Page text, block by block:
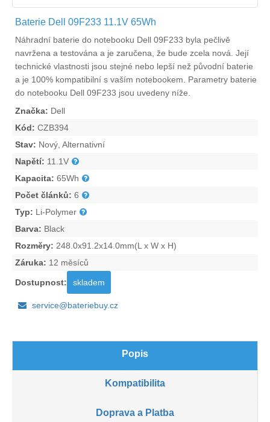
Baterie Dell 09F233 11.1V 65Wh
Náhradní baterie do notebooku Dell 09F233 byla pečlivě
navržena a testována a je zaručena, že bude zcela nová. Její
technické vlastnosti jsou stejné nebo lepší než původní baterie
a je 100% kompatibilní s vaším notebookem. Parametry baterie
do notebooku Dell 09F233 jsou uvedeny níže.
Značka: Dell
Kód: CZB394
Stav: Nový, Alternativní
Napětí: 11.1V
Kapacita: 65Wh
Počet článků: 6
Typ: Li-Polymer
Barva: Black
Rozměry: 248.0x91.2x14.0mm(L x W x H)
Záruka: 12 měsíců
Dostupnost: skladem
service@bateriebuy.cz
Popis
Kompatibilita
Doprava a Platba